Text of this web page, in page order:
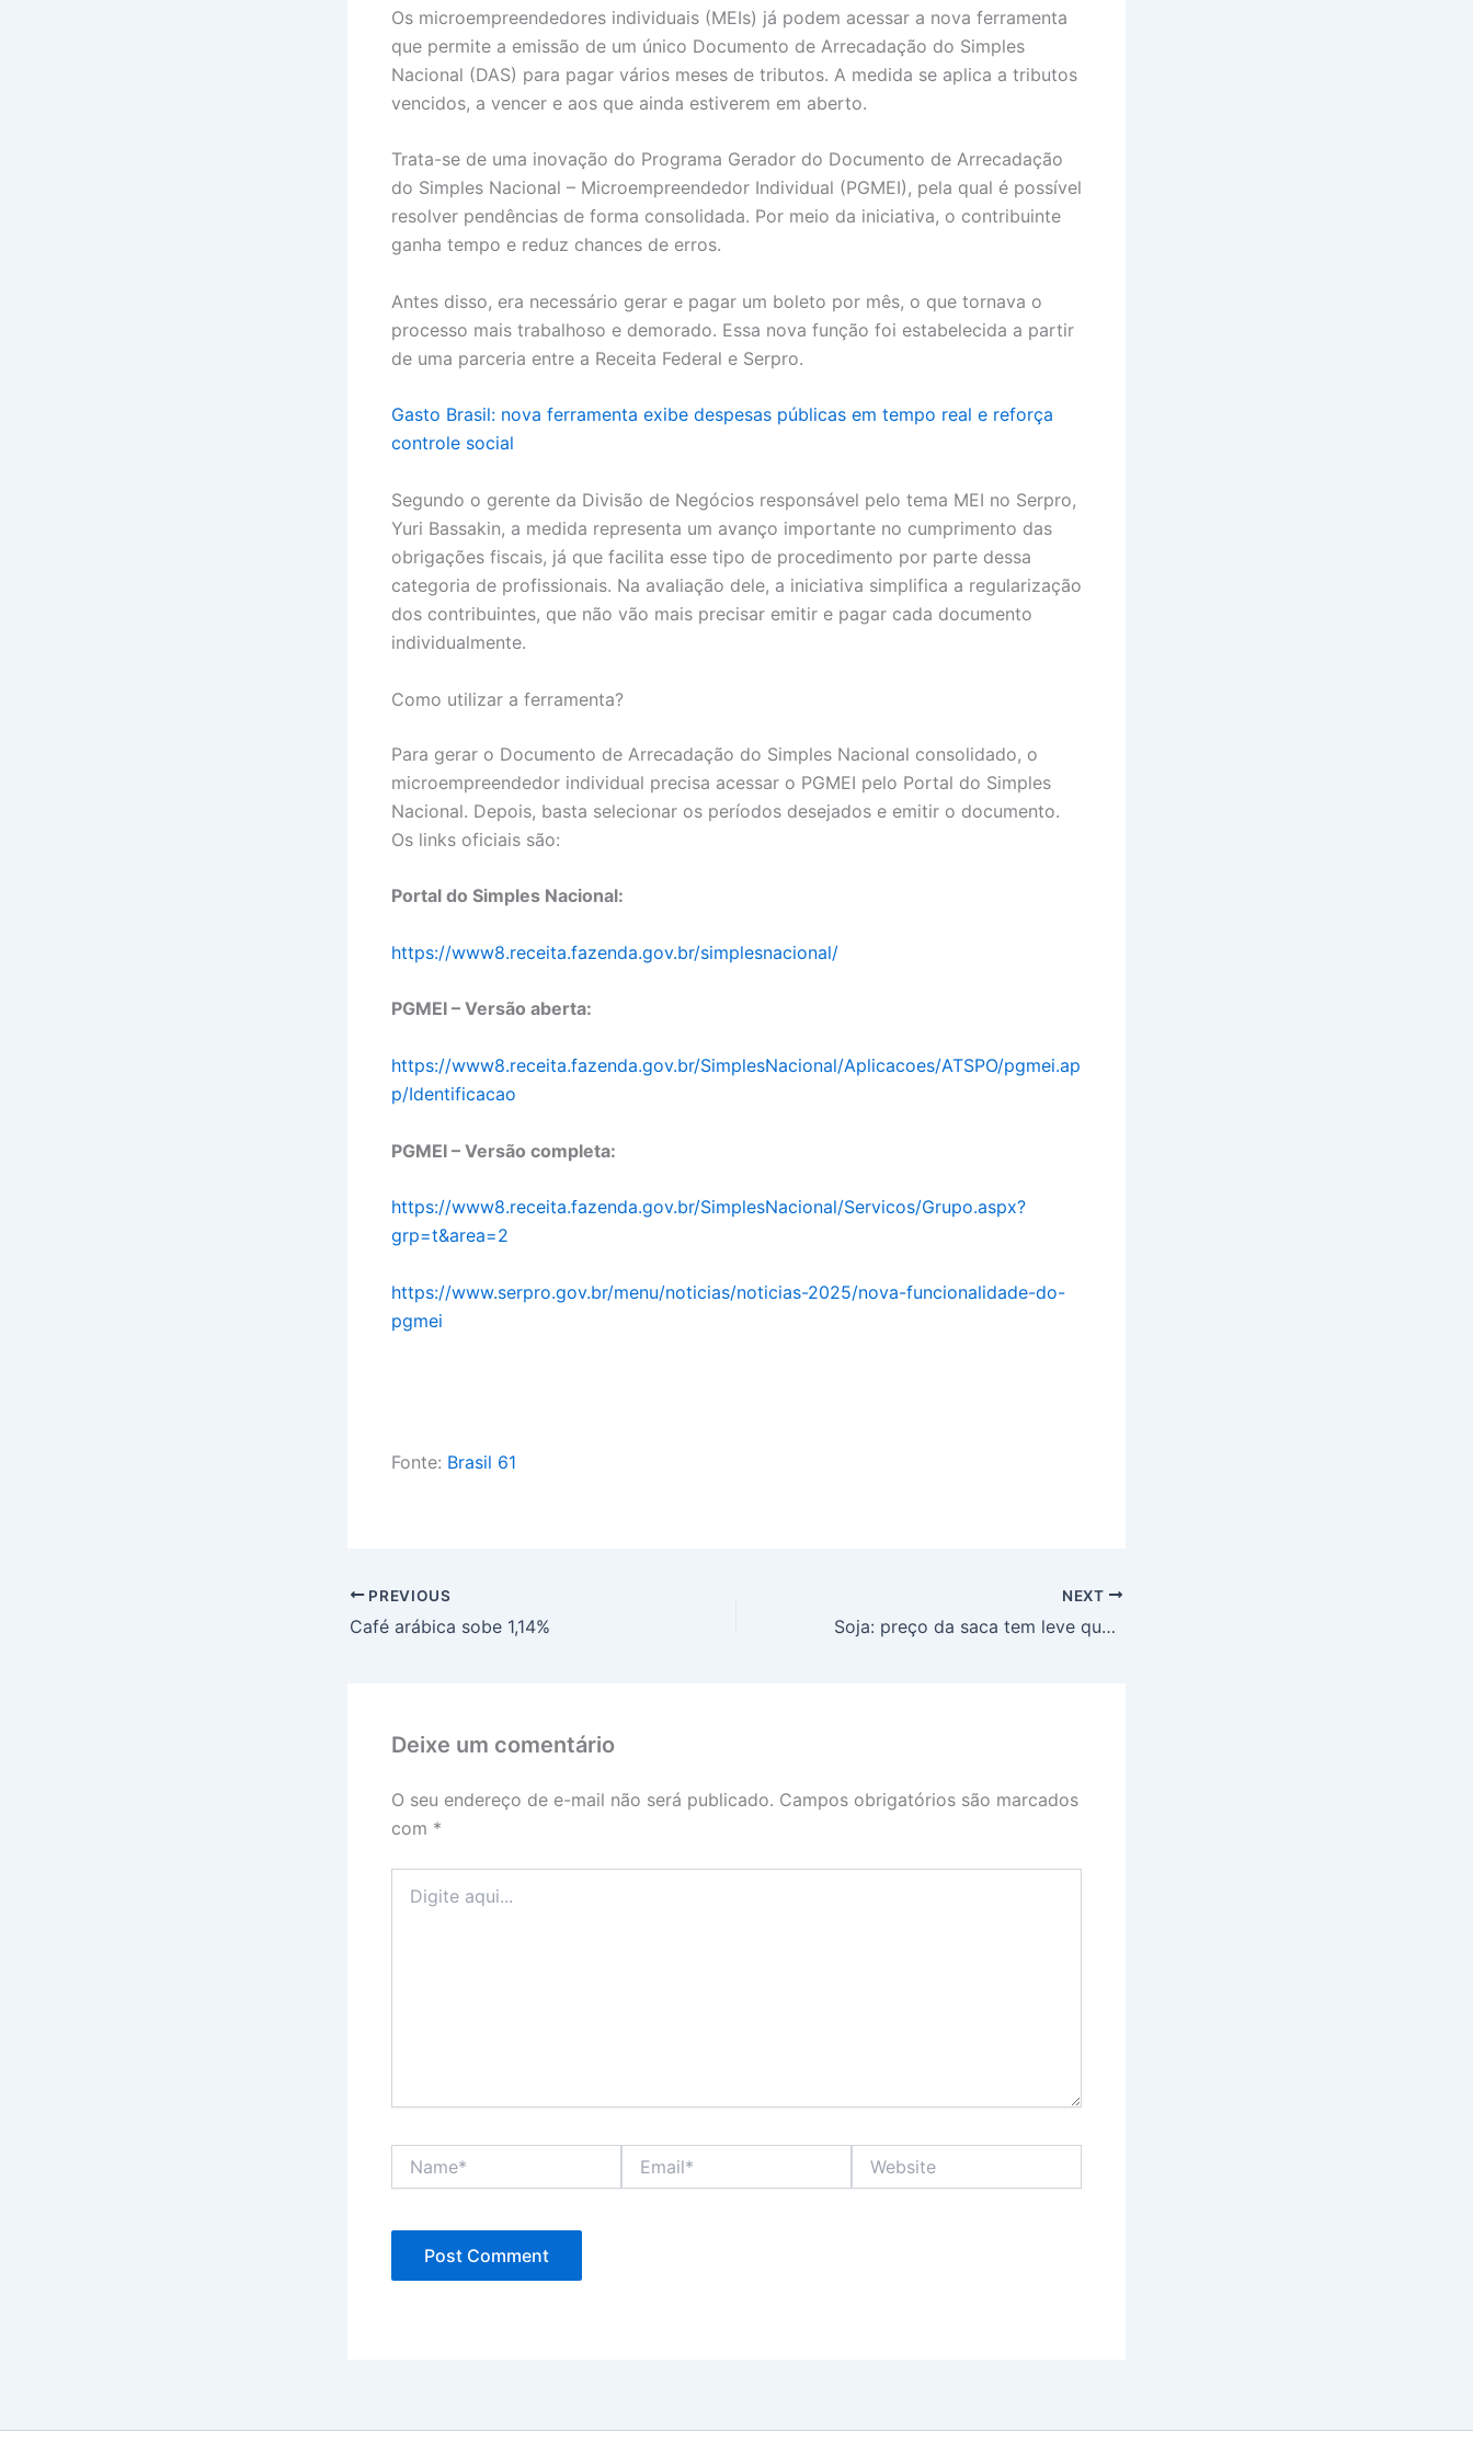
Os microempreendedores individuais (MEIs) já podem acessar a nova ferramenta
que permite a emissão de um único Documento de Arrecadação do Simples
Nacional (DAS) para pagar vários meses de tributos. A medida se aplica a tributos
vencidos, a vencer e aos que ainda estiverem em aberto.
Trata-se de uma inovação do Programa Gerador do Documento de Arrecadação
do Simples Nacional – Microempreendedor Individual (PGMEI), pela qual é possível
resolver pendências de forma consolidada. Por meio da iniciativa, o contribuinte
ganha tempo e reduz chances de erros.
Antes disso, era necessário gerar e pagar um boleto por mês, o que tornava o
processo mais trabalhoso e demorado. Essa nova função foi estabelecida a partir
de uma parceria entre a Receita Federal e Serpro.
Gasto Brasil: nova ferramenta exibe despesas públicas em tempo real e reforça
controle social
Segundo o gerente da Divisão de Negócios responsável pelo tema MEI no Serpro,
Yuri Bassakin, a medida representa um avanço importante no cumprimento das
obrigações fiscais, já que facilita esse tipo de procedimento por parte dessa
categoria de profissionais. Na avaliação dele, a iniciativa simplifica a regularização
dos contribuintes, que não vão mais precisar emitir e pagar cada documento
individualmente.
Como utilizar a ferramenta?
Para gerar o Documento de Arrecadação do Simples Nacional consolidado, o
microempreendedor individual precisa acessar o PGMEI pelo Portal do Simples
Nacional. Depois, basta selecionar os períodos desejados e emitir o documento.
Os links oficiais são:
Portal do Simples Nacional:
https://www8.receita.fazenda.gov.br/simplesnacional/
PGMEI – Versão aberta:
https://www8.receita.fazenda.gov.br/SimplesNacional/Aplicacoes/ATSPO/pgmei.ap
p/Identificacao
PGMEI – Versão completa:
https://www8.receita.fazenda.gov.br/SimplesNacional/Servicos/Grupo.aspx?
grp=t&area=2
https://www.serpro.gov.br/menu/noticias/noticias-2025/nova-funcionalidade-do-
pgmei
Fonte: Brasil 61
PREVIOUS
Café arábica sobe 1,14%
NEXT
Soja: preço da saca tem leve queda no PR
Deixe um comentário
O seu endereço de e-mail não será publicado. Campos obrigatórios são marcados
com *
aqui...